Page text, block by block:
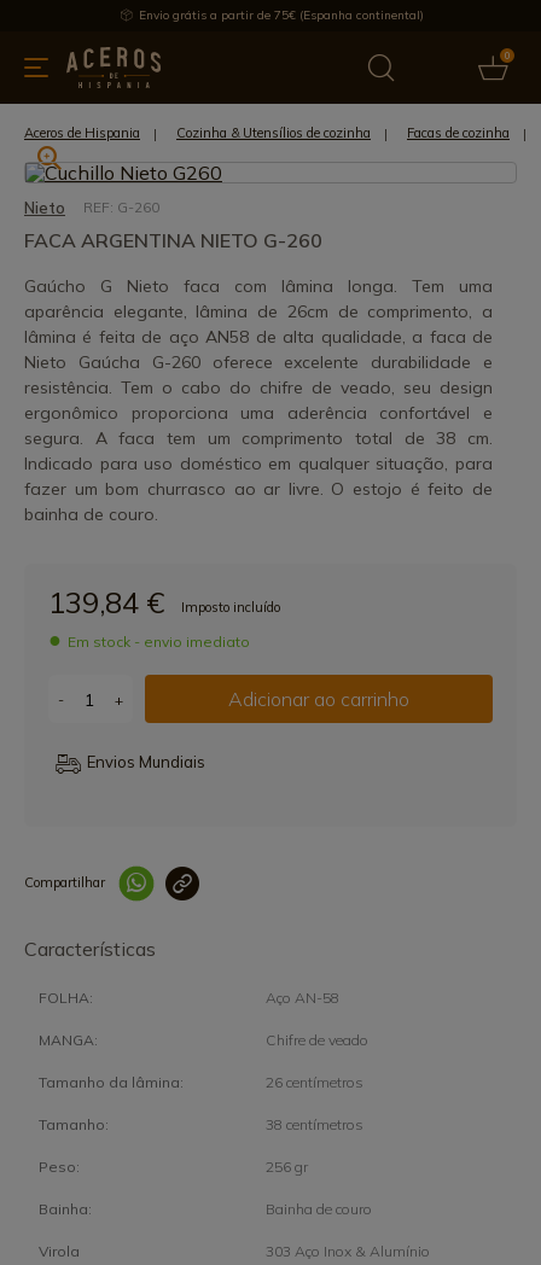
Envio grátis a partir de 75€ (Espanha continental)
0
& Utensílios de cozinha Oferece Últimas notícias
Aceros de Hispania Cozinha & Utensílios de cozinha Facas de cozinha
Nieto REF: G-260
FACA ARGENTINA NIETO G-260
Gaúcho G Nieto faca com lâmina longa. Tem uma
aparência elegante, lâmina de 26cm de comprimento, a
lâmina é feita de aço AN58 de alta qualidade, a faca de
Nieto Gaúcha G-260 oferece excelente durabilidade e
resistência. Tem o cabo do chifre de veado, seu design
ergonômico proporciona uma aderência confortável e
segura. A faca tem um comprimento total de 38 cm.
Indicado para uso doméstico em qualquer situação, para
fazer um bom churrasco ao ar livre. O estojo é feito de
bainha de couro.
139,84 € Imposto incluído
Em stock - envio imediato
- + Adicionar ao carrinho
Envios Mundiais
Compartilhar
Características
FOLHA: Aço AN-58
MANGA: Chifre de veado
Tamanho da lâmina: 26 centímetros
Tamanho: 38 centímetros
Peso: 256 gr
Bainha: Bainha de couro
Virola 303 Aço Inox & Alumínio